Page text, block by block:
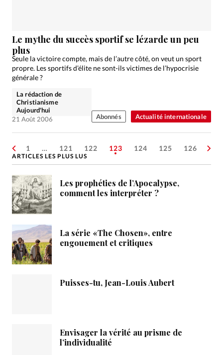
Actualité internationale
Le mythe du succès sportif se lézarde un peu
plus
Seule la victoire compte, mais de l’autre côté, on veut un sport
propre. Les sportifs d’élite ne sont-ils victimes de l’hypocrisie
générale ?
La rédaction de
Christianisme
Aujourd'hui
21 Août 2006
Abonnés
1 … 121 122 123 124 125 126
ARTICLES LES PLUS LUS
Les prophéties de l’Apocalypse,
comment les interpréter ?
La série «The Chosen», entre
engouement et critiques
Puisses-tu, Jean-Louis Aubert
Envisager la vérité au prisme de
l’individualité